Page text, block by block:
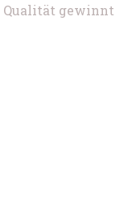
Qualität gewinnt